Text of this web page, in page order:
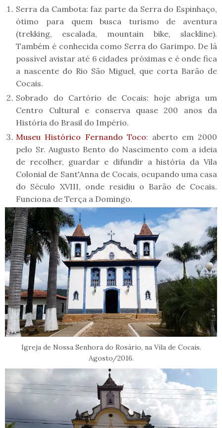
Serra da Cambota: faz parte da Serra do Espinhaço,
ótimo para quem busca turismo de aventura
(trekking, escalada, mountain bike, slackline).
Também é conhecida como Serra do Garimpo. De lá
possível avistar até 6 cidades próximas e é onde fica
a nascente do Rio São Miguel, que corta Barão de
Cocais.
Sobrado do Cartório de Cocais: hoje abriga um
Centro Cultural e conserva quase 200 anos da
História do Brasil do Império.
Museu Histórico Fernando Toco: aberto em 2000
pelo Sr. Augusto Bento do Nascimento com a ideia
de recolher, guardar e difundir a história da Vila
Colonial de Sant'Anna de Cocais, ocupando uma casa
do Século XVIII, onde residiu o Barão de Cocais.
Funciona de Terça a Domingo.
Igreja de Nossa Senhora do Rosário, na Vila de Cocais.
Agosto/2016.